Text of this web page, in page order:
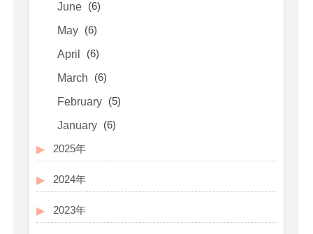
June (6)
May (6)
April (6)
March (6)
February (5)
January (6)
2025年
2024年
2023年